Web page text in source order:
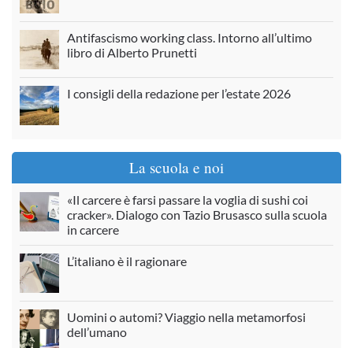
Antifascismo working class. Intorno all’ultimo
libro di Alberto Prunetti
I consigli della redazione per l’estate 2026
La scuola e noi
«Il carcere è farsi passare la voglia di sushi coi
cracker». Dialogo con Tazio Brusasco sulla scuola
in carcere
L’italiano è il ragionare
Uomini o automi? Viaggio nella metamorfosi
dell’umano